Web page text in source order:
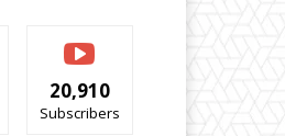
20,910
Subscribers